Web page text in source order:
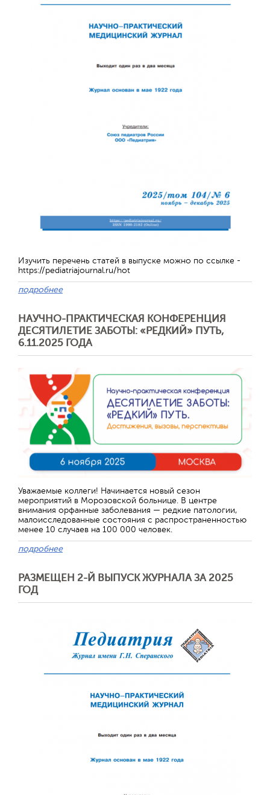
Изучить перечень статей в выпуске можно по ссылке -
https://pediatriajournal.ru/hot
подробнее
НАУЧНО-ПРАКТИЧЕСКАЯ КОНФЕРЕНЦИЯ
ДЕСЯТИЛЕТИЕ ЗАБОТЫ: «РЕДКИЙ» ПУТЬ,
6.11.2025 ГОДА
Уважаемые коллеги! Начинается новый сезон
мероприятий в Морозовской больнице. В центре
внимания орфанные заболевания — редкие патологии,
малоисследованные состояния с распространенностью
менее 10 случаев на 100 000 человек.
подробнее
РАЗМЕЩЕН 2-Й ВЫПУСК ЖУРНАЛА ЗА 2025
ГОД
Отправить